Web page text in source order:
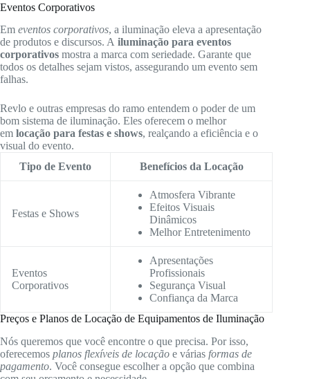
Eventos Corporativos
Em eventos corporativos, a iluminação eleva a apresentação
de produtos e discursos. A iluminação para eventos
corporativos mostra a marca com seriedade. Garante que
todos os detalhes sejam vistos, assegurando um evento sem
falhas.
Revlo e outras empresas do ramo entendem o poder de um
bom sistema de iluminação. Eles oferecem o melhor
em locação para festas e shows, realçando a eficiência e o
visual do evento.
Tipo de Evento
Benefícios da Locação
Festas e Shows
Atmosfera Vibrante
Efeitos Visuais
Dinâmicos
Melhor Entretenimento
Eventos
Corporativos
Apresentações
Profissionais
Segurança Visual
Confiança da Marca
Preços e Planos de Locação de Equipamentos de Iluminação
Nós queremos que você encontre o que precisa. Por isso,
oferecemos planos flexíveis de locação e várias formas de
pagamento. Você consegue escolher a opção que combina